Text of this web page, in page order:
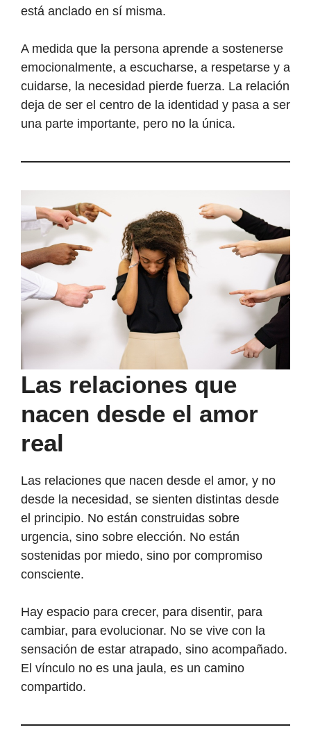
está anclado en sí misma.
A medida que la persona aprende a sostenerse
emocionalmente, a escucharse, a respetarse y a
cuidarse, la necesidad pierde fuerza. La relación
deja de ser el centro de la identidad y pasa a ser
una parte importante, pero no la única.
Las relaciones que
nacen desde el amor
real
Las relaciones que nacen desde el amor, y no
desde la necesidad, se sienten distintas desde
el principio. No están construidas sobre
urgencia, sino sobre elección. No están
sostenidas por miedo, sino por compromiso
consciente.
Hay espacio para crecer, para disentir, para
cambiar, para evolucionar. No se vive con la
sensación de estar atrapado, sino acompañado.
El vínculo no es una jaula, es un camino
compartido.